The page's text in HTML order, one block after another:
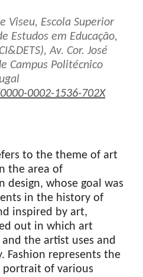
Viseu, Escola Superior
Estudos em Educação,
Av. Cor. José
Campus Politécnico
0002-1536-702X
to the theme of art
the area of
design, whose goal was
in the history of
inspired by art,
out in which art
the artist uses and
Fashion represents the
portrait of various